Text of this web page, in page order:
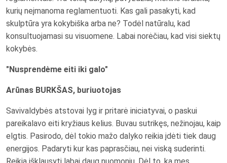
kurių neįmanoma reglamentuoti. Kas gali pasakyti, kad
skulptūra yra kokybiška arba ne? Todėl natūralu, kad
konsultuojamasi su visuomene. Labai norėčiau, kad visi siektų
kokybės.
"Nusprendėme eiti iki galo"
Arūnas BURKŠAS, buriuotojas
Savivaldybės atstovai lyg ir pritarė iniciatyvai, o paskui
pareikalavo eiti kryžiaus kelius. Buvau sutrikęs, nežinojau, kaip
elgtis. Pasirodo, dėl tokio mažo dalyko reikia įdėti tiek daug
energijos. Padaryti kur kas paprasčiau, nei viską suderinti.